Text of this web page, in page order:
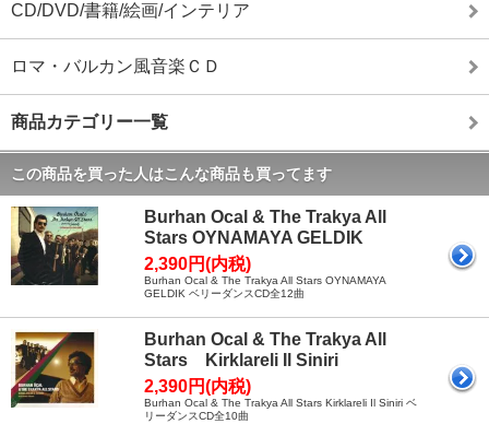
CD/DVD/書籍/絵画/インテリア
ロマ・バルカン風音楽ＣＤ
商品カテゴリー一覧
この商品を買った人はこんな商品も買ってます
Burhan Ocal & The Trakya All
Stars OYNAMAYA GELDIK
2,390円(内税)
Burhan Ocal & The Trakya All Stars OYNAMAYA
GELDIK ベリーダンスCD全12曲
Burhan Ocal & The Trakya All
Stars Kirklareli Il Siniri
2,390円(内税)
Burhan Ocal & The Trakya All Stars Kirklareli Il Siniri ベ
リーダンスCD全10曲